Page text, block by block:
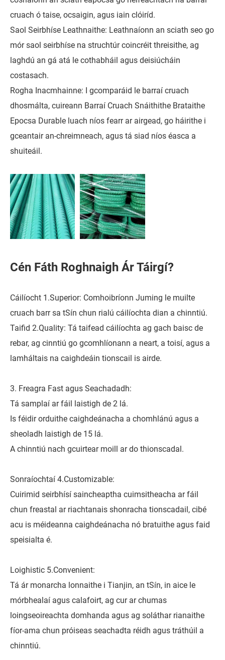
cruach ó taise, ocsaigin, agus iain clóiríd.
Saol Seirbhíse Leathnaithe: Leathnaíonn an sciath seo go
mór saol seirbhíse na struchtúr coincréit threisithe, ag
laghdú an gá atá le cothabháil agus deisiúcháin
costasach.
Rogha Inacmhainne: I gcomparáid le barraí cruach
dhosmálta, cuireann Barraí Cruach Snáithithe Brataithe
Epocsa Durable luach níos fearr ar airgead, go háirithe i
gceantair an-chreimneach, agus tá siad níos éasca a
shuiteáil.
Cén Fáth Roghnaigh Ár Táirgí?
Cáilíocht 1.Superior: Comhoibríonn Juming le muilte
cruach barr sa tSín chun rialú cáilíochta dian a chinntiú.
Taifid 2.Quality: Tá taifead cáilíochta ag gach baisc de
rebar, ag cinntiú go gcomhlíonann a neart, a toisí, agus a
lamháltais na caighdeáin tionscail is airde.
3. Freagra Fast agus Seachadadh:
Tá samplaí ar fáil laistigh de 2 lá.
Is féidir orduithe caighdeánacha a chomhlánú agus a
sheoladh laistigh de 15 lá.
A chinntiú nach gcuirtear moill ar do thionscadal.
Sonraíochtaí 4.Customizable:
Cuirimid seirbhísí saincheaptha cuimsitheacha ar fáil
chun freastal ar riachtanais shonracha tionscadail, cibé
acu is méideanna caighdeánacha nó bratuithe agus faid
speisialta é.
Loighistic 5.Convenient:
Tá ár monarcha lonnaithe i Tianjin, an tSín, in aice le
mórbhealaí agus calafoirt, ag cur ar chumas
loingseoireachta domhanda agus ag soláthar rianaithe
fíor-ama chun próiseas seachadta réidh agus tráthúil a
chinntiú.